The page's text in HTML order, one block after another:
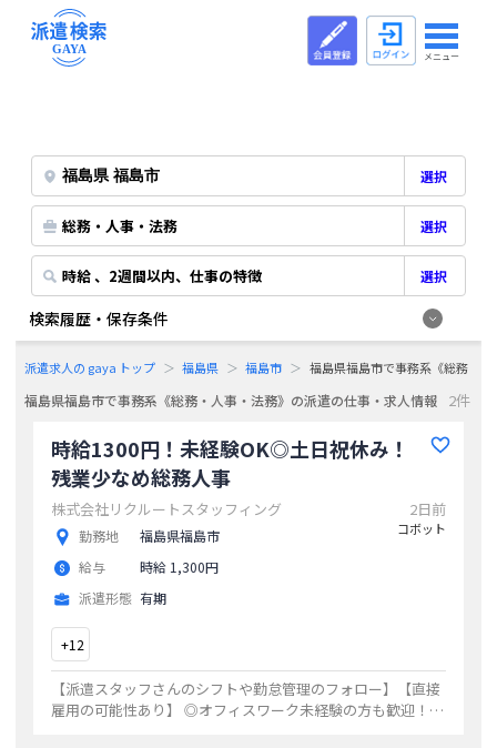
メニュー
選択
総務・人事・法務 選択
時給 、2週間以内、仕事の特徴 選択
検索履歴・保存条件
派遣求人の gaya トップ 福島県 福島市 福島県福島市で事務系《総務・
福島県福島市で事務系《総務・人事・法務》の派遣の仕事・求人情報 2件
時給1300円！未経験OK◎土日祝休み！
残業少なめ総務人事
株式会社リクルートスタッフィング
勤務地
福島県福島市
給与
時給 1,300円
派遣形態 有期
2日前
コボット
+12
【派遣スタッフさんのシフトや勤怠管理のフォロー】【直接
雇用の可能性あり】 ◎オフィスワーク未経験の方も歓迎！